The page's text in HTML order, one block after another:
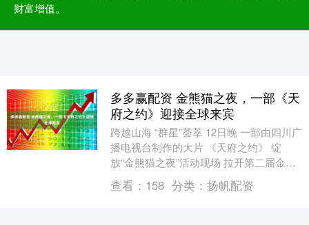
财富增值。
多多赢配资 金熊猫之夜，一部《天
府之约》迎接全球来宾
跨越山海 “群星”荟萃 12日晚 一部由四川广
播电视台制作的大片 《天府之约》 绽
放“金熊猫之夜”活动现场 拉开第二届金熊
猫奖 三大主题活动的序幕 片中极致光
影....
查看： 158 分类： 扬帆配资